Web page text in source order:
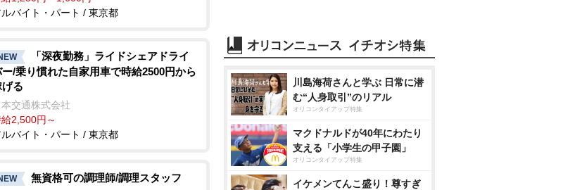
ルバイト・パート / 東京都
「深夜勤務」ライドシェアドライ
ー/乗り慣れた自家用車で時給2500円から
る
本交通株式会社
2,500円～
ルバイト・パート / 東京都
無資格可の調理師/調理スタッフ
川島海荷さんと学ぶ 日常に潜
む“人身取引”のリアル
オリコンタイアップ特集
マクドナルドが40年にわたり
支える「小学生の甲子園」
オリコンタイアップ特集
イケメンてんこ盛り！尊すぎ